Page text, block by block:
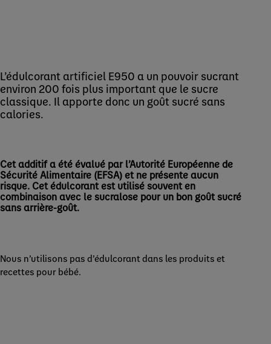
L’édulcorant artificiel E950 a un pouvoir sucrant
environ 200 fois plus important que le sucre
classique. Il apporte donc un goût sucré sans
calories.
Cet additif a été évalué par l’Autorité Européenne de
Sécurité Alimentaire (EFSA) et ne présente aucun
risque. Cet édulcorant est utilisé souvent en
combinaison avec le sucralose pour un bon goût sucré
sans arrière-goût.
Nous n’utilisons pas d’édulcorant dans les produits et
recettes pour bébé.